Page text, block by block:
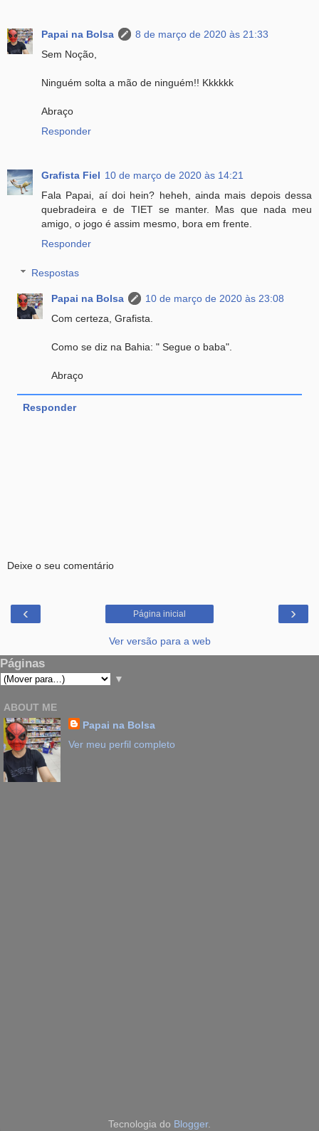
Papai na Bolsa
8 de março de 2020 às 21:33
Sem Noção,
Ninguém solta a mão de ninguém!! Kkkkkk
Abraço
Responder
Grafista Fiel 10 de março de 2020 às 14:21
Fala Papai, aí doi hein? heheh, ainda mais depois dessa
quebradeira e de TIET se manter. Mas que nada meu
amigo, o jogo é assim mesmo, bora em frente.
Responder
Respostas
Papai na Bolsa
10 de março de 2020 às 23:08
Com certeza, Grafista.
Como se diz na Bahia: " Segue o baba".
Abraço
Responder
Deixe o seu comentário
‹ ›
Página inicial
Ver versão para a web
Páginas
▼
ABOUT ME
Papai na Bolsa
Ver meu perfil completo
Tecnologia do Blogger.